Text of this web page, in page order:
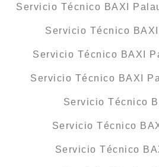
Servicio Técnico BAXI
Servicio Técnico
Servicio Técnico BAXI
Servicio Técnico BAXI
Servicio Técnico
Servicio Técnico
Servicio Técnico